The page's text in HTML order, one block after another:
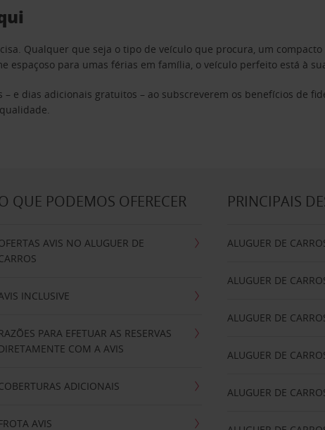
Qualquer que seja o tipo de veículo que procura, um
espaçoso para umas férias em família, o veículo perfeito está à
e dias adicionais gratuitos – ao subscreverem os benefícios de
QUE PODEMOS OFERECER
AVIS NO ALUGUER DE
INCLUSIVE
PARA EFETUAR AS RESERVAS
COM A AVIS
ADICIONAIS
AVIS
PRINCIPAIS
ALUGUER DE
ALUGUER DE
ALUGUER DE
ALUGUER DE
ALUGUER DE